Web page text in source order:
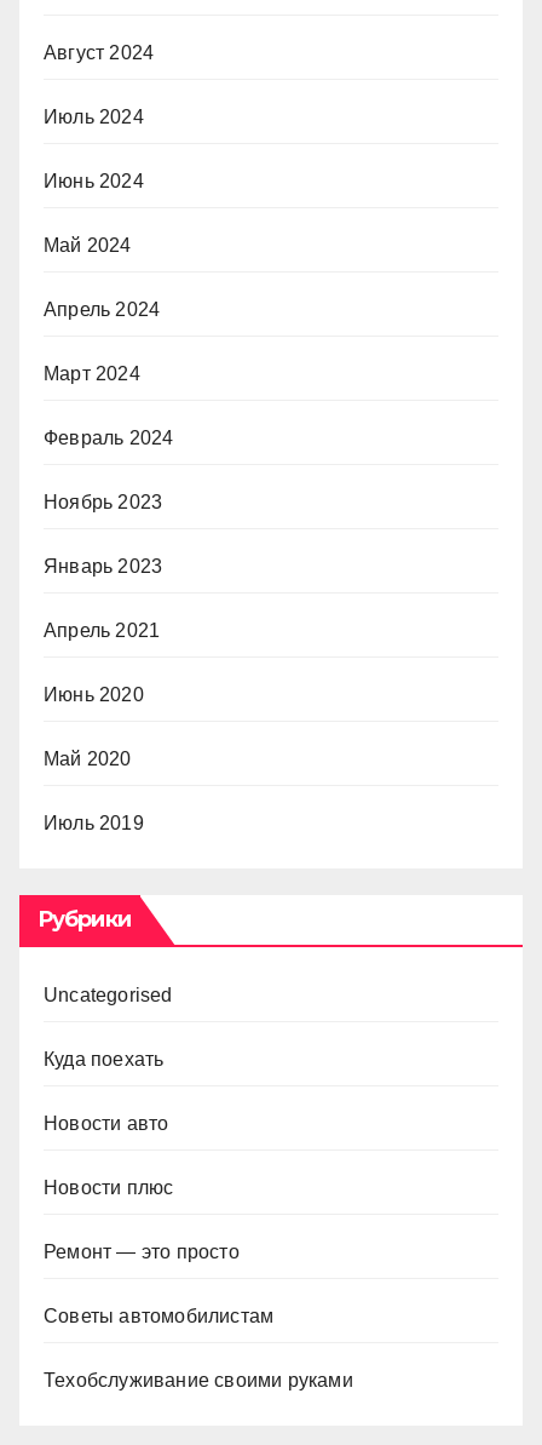
Август 2024
Июль 2024
Июнь 2024
Май 2024
Апрель 2024
Март 2024
Февраль 2024
Ноябрь 2023
Январь 2023
Апрель 2021
Июнь 2020
Май 2020
Июль 2019
Рубрики
Uncategorised
Куда поехать
Новости авто
Новости плюс
Ремонт — это просто
Советы автомобилистам
Техобслуживание своими руками